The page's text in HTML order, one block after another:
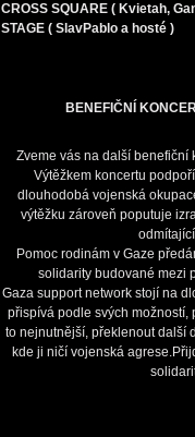
CROSS SQUARE ( Kvietah,
STAGE ( SlavPablo a hosté )
BENEFIČNÍ
Zveme vás na další benefiční
Výtěžkem koncertu
dlouhodobá vojenská
výtěžku zároveň poputuje
Pomoc rodinám v Gaze
solidarity budované mezi
Gaza support network stojí na
přispívá podle svých
to nejnutnější, překlenout další
kde ji ničí vojenská